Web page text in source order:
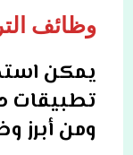
وظائف
يمكن
تطبيقات
ومن أبرز